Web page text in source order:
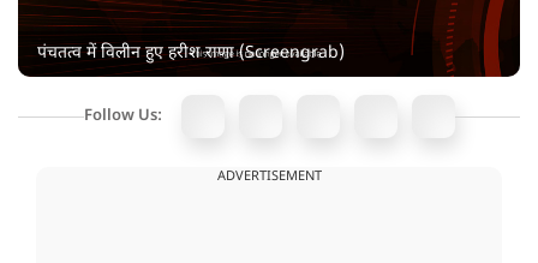
पंचतत्व में विलीन हुए हरीश राणा (Screengrab)
Follow Us:
ADVERTISEMENT